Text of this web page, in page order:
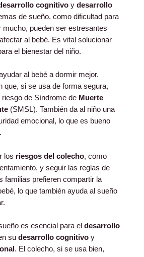
cognitivo y desarrollo
de sueño, como dificultad para
mucho, pueden ser estresantes
al bebé. Es vital solucionar
el bienestar del niño.
al bebé a dormir mejor.
que, si se usa de forma segura,
riesgo de Síndrome de Muerte
(SMSL). También da al niño una
emocional, lo que es bueno
los riesgos del colecho, como
y seguir las reglas de
familias prefieren compartir la
lo que también ayuda al sueño
es esencial para el desarrollo
su desarrollo cognitivo y
. El colecho, si se usa bien,